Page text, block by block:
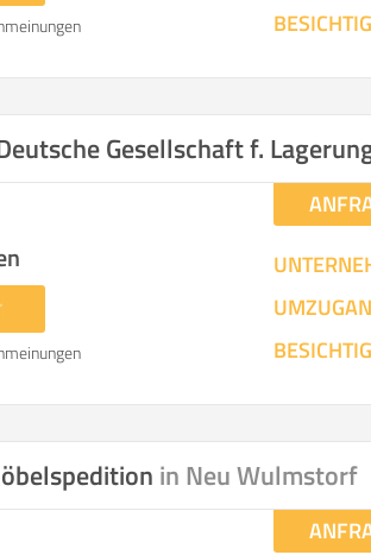
Gesellschaft f.
in Neu Wulmstorf